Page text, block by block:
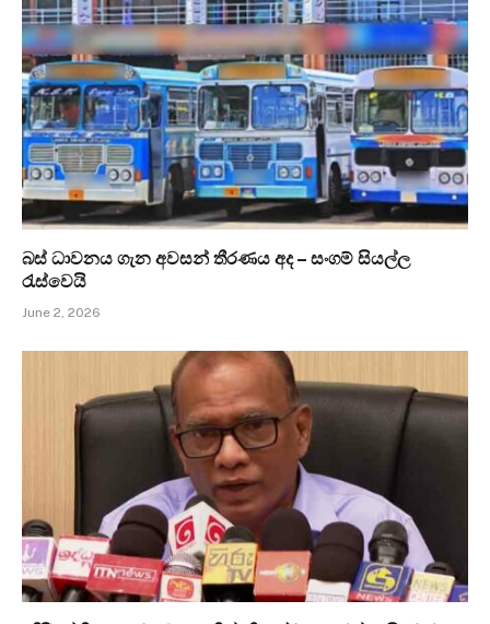
බස් ධාවනය ගැන අවසන් තීරණය අද – සංගම් සියල්ල
රැස්වෙයි
June 2, 2026